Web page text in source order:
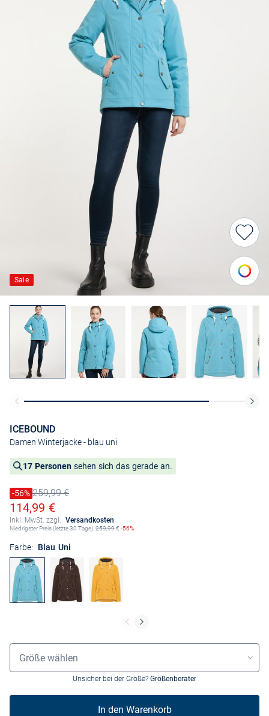
Sale
ICEBOUND
Damen Winterjacke- blau uni
17 Personen sehen sich das gerade an.
Preis reduziert um
-56%
Alter Preis259,99 €
Ermäßigter Preis
114,99 €
Inkl. MwSt. zzgl. Versandkosten
Niedrigster Preis (letzte 30 Tage):259,99€ -56%
Farbe: Blau Uni
Grössenauswahl
Größe wählen
Unsicher bei der Größe? Größenberater
In den Warenkorb